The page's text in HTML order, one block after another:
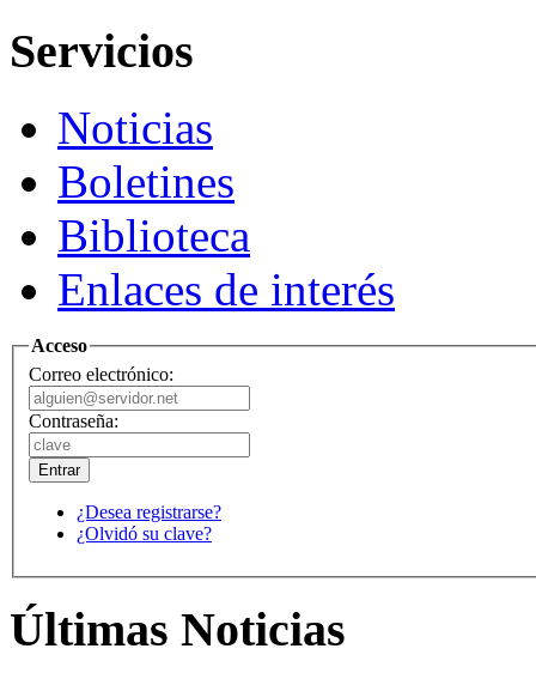
Servicios
Noticias
Boletines
Biblioteca
Enlaces de interés
Acceso
Correo electrónico:
Contraseña:
¿Desea registrarse?
¿Olvidó su clave?
Últimas Noticias